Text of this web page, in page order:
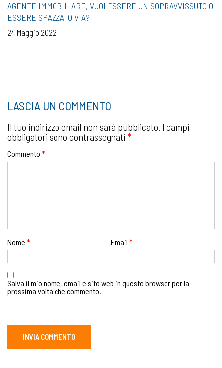
AGENTE IMMOBILIARE, VUOI ESSERE UN SOPRAVVISSUTO O
ESSERE SPAZZATO VIA?
24 Maggio 2022
LASCIA UN COMMENTO
Il tuo indirizzo email non sarà pubblicato. I campi
obbligatori sono contrassegnati *
Commento *
Nome * Email *
Salva il mio nome, email e sito web in questo browser per la
prossima volta che commento.